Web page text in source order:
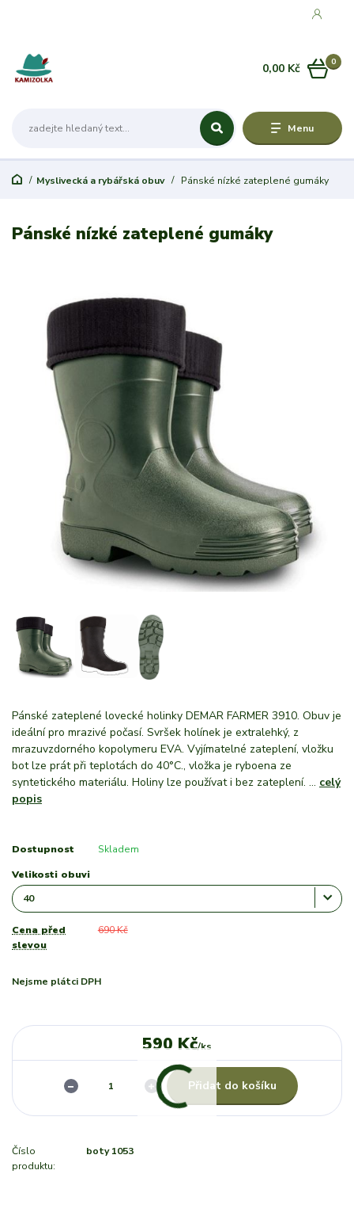
Menu
0
0,00 Kč
Myslivecká a rybářská obuv Pánské nízké zateplené gumáky
Pánské nízké zateplené gumáky
Pánské zateplené lovecké holinky DEMAR FARMER 3910. Obuv je
ideální pro mrazivé počasí. Svršek holínek je extralehký, z
mrazuvzdorného kopolymeru EVA. Vyjímatelné zateplení, vložku
bot lze prát při teplotách do 40°C., vložka je ryboena ze
syntetického materiálu. Holiny lze používat i bez zateplení. ... celý
popis
Dostupnost Skladem
Velikosti obuvi
Cena před
slevou
690 Kč
Nejsme plátci DPH
590 Kč/ks
Přidat do košíku
Číslo
produktu:
boty 1053